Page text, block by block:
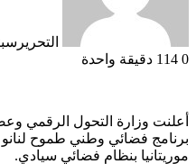
التحرير
0
دقيقة واحدة
أعلنت وزارة التحول الرقمي
برنامج فضائي وطني طموح لنانو
موريتانيا بنظام فضائي سيادي.